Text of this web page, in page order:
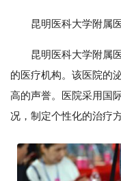
昆明医科大学附属
昆明医科大学附属
的医疗机构。该医院的
高的声誉。医院采用国
况，制定个性化的治疗